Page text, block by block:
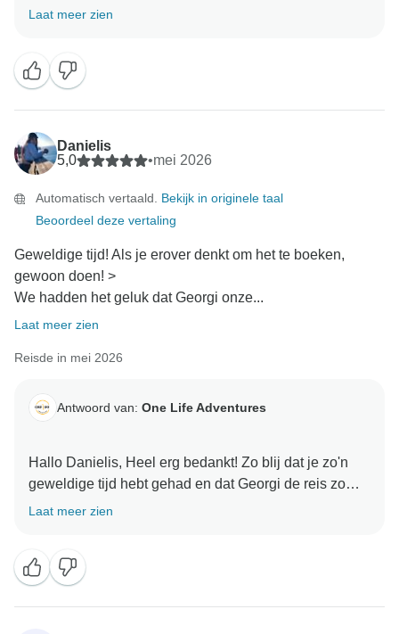
We zijn zo blij om te horen dat jullie tweede One Life
Arigatou gozaimasu, en hopelijk zien we je weer voor
Laat meer zien
Danielis
5,0
•mei 2026
Automatisch vertaald. Bekijk in originele taal
Beoordeel deze vertaling
Geweldige tijd! Als je erover denkt om het te boeken,
gewoon doen! >
We hadden het geluk dat Georgi onze...
Laat meer zien
Reisde in mei 2026
Antwoord van: One Life Adventures
Hallo Danielis, Heel erg bedankt! Zo blij dat je zo'n
geweldige tijd hebt gehad en dat Georgi de reis zo
gedenkwaardig voor je heeft gemaakt. We zijn het
sfeer (en ja... het wandelen is echt ????). We kijken er
nu al naar uit om je op je volgende One Life avontuur
te verwelkomen!
Laat meer zien